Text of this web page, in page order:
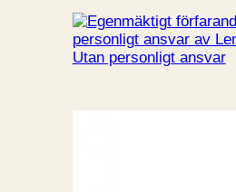
Utan personligt ansvar